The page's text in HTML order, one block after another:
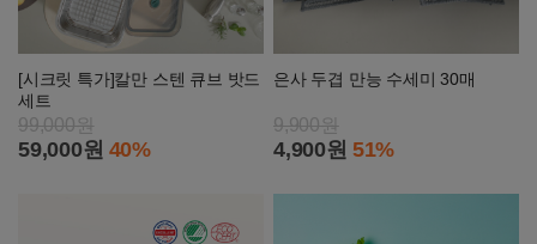
[시크릿 특가]칼만 스텐 큐브 밧드
세트
99,000원
59,000원 40%
은사 두겹 만능 수세미 30매
9,900원
4,900원 51%